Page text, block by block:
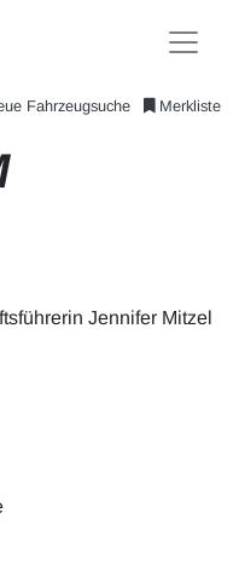
Merkliste
Fahrzeugsuche
Jennifer Mitzel